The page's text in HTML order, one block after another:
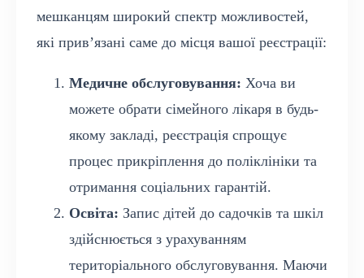
мешканцям широкий спектр можливостей,
які прив’язані саме до місця вашої реєстрації:
Медичне обслуговування: Хоча ви
можете обрати сімейного лікаря в будь-
якому закладі, реєстрація спрощує
процес прикріплення до поліклініки та
отримання соціальних гарантій.
Освіта: Запис дітей до садочків та шкіл
здійснюється з урахуванням
територіального обслуговування. Маючи